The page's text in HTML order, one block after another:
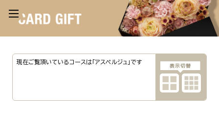
現在ご覧頂いているコースは「アスペルジュ」です